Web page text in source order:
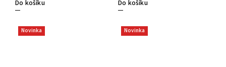
Do košíku Do košíku
Novinka Novinka